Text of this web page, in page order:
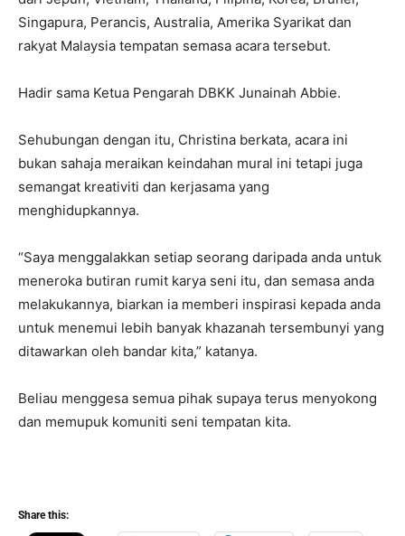
Singapura, Perancis, Australia, Amerika Syarikat dan
rakyat Malaysia tempatan semasa acara tersebut.
Hadir sama Ketua Pengarah DBKK Junainah Abbie.
Sehubungan dengan itu, Christina berkata, acara ini
bukan sahaja meraikan keindahan mural ini tetapi juga
semangat kreativiti dan kerjasama yang
menghidupkannya.
“Saya menggalakkan setiap seorang daripada anda untuk
meneroka butiran rumit karya seni itu, dan semasa anda
melakukannya, biarkan ia memberi inspirasi kepada anda
untuk menemui lebih banyak khazanah tersembunyi yang
ditawarkan oleh bandar kita,” katanya.
Beliau menggesa semua pihak supaya terus menyokong
dan memupuk komuniti seni tempatan kita.
Share this: